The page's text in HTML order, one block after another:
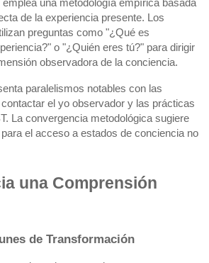
emplea una metodología empírica basada
de la experiencia presente. Los
preguntas como "¿Qué es
o "¿Quién eres tú?" para dirigir
observadora de la conciencia.
paralelismos notables con las
el yo observador y las prácticas
La convergencia metodológica sugiere
el acceso a estados de conciencia no
una Comprensión
de Transformación